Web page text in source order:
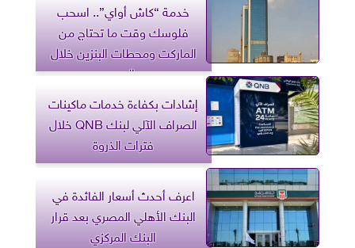
خدمة “كاش أواي”.. اسحب
فلوسك وقت ما تحتاج من
الماركت ومحطات البنزين خلال
العيد
إشادات بكفاءة خدمات ماكينات
الصراف الآلي لبنك QNB خلال
فترات الذروة
اعرف أحدث أسعار الفائدة في
البنك الأهلي المصري بعد قرار
البنك المركزي